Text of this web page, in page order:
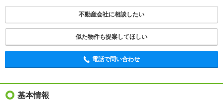
不動産会社に相談したい
似た物件も提案してほしい
電話で問い合わせ
基本情報